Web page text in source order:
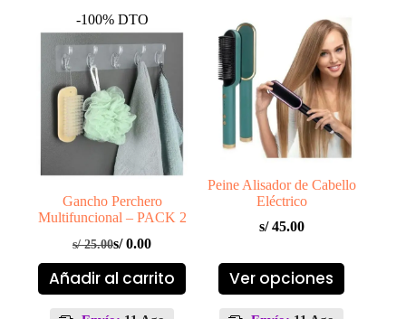
-100% DTO
Gancho Perchero
Multifuncional – PACK 2
s/25.00El
precio
original
era:
S/ 25.00.
s/0.00
El
precio
actual
es:
S/ 0.00.
Añadir al carrito
Peine Alisador de Cabello
Eléctrico
s/45.00
Ver opciones
Este
producto